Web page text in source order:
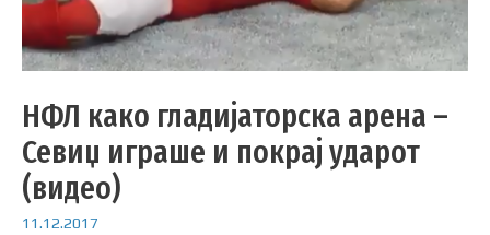
НФЛ како гладијаторска арена –
Севиџ играше и покрај ударот
(видео)
11.12.2017